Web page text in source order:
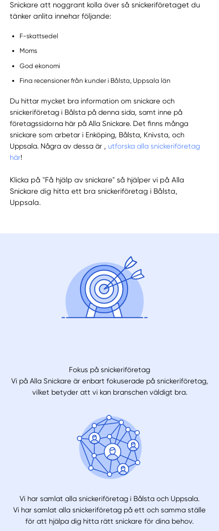
Snickare att noggrant kolla över så snickeriföretaget du
tänker anlita innehar följande:
F-skattsedel
Moms
God ekonomi
Fina recensioner från kunder i Bålsta, Uppsala län
Du hittar mycket bra information om snickare och
snickeriföretag i Bålsta på denna sida, samt inne på
företagssidorna här på Alla Snickare. Det finns många
snickare som arbetar i Enköping, Bålsta, Knivsta, och
Uppsala. Några av dessa är ,utforska alla snickeriföretag
här!
Klicka på "Få hjälp av snickare" så hjälper vi på Alla
Snickare dig hitta ett bra snickeriföretag i Bålsta,
Uppsala.
Fokus på snickeriföretag
Vi på Alla Snickare är enbart fokuserade på snickeriföretag,
vilket betyder att vi kan branschen väldigt bra.
Vi har samlat alla snickeriföretag i Bålsta och Uppsala.
Vi har samlat alla snickeriföretag på ett och samma ställe
för att hjälpa dig hitta rätt snickare för dina behov.